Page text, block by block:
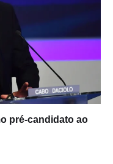
pré-candidato ao